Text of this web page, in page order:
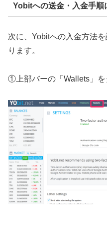
Yobitへの送金・入金手順
次に、Yobitへの入金方法
ります。
①上部バーの「Wallets」を